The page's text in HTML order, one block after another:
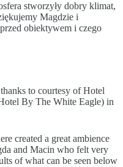
stworzyły dobry klimat,
Magdzie i
obiektywem i czego
to courtesy of Hotel
By The White Eagle) in
created a great ambience
and Macin who felt very
of what can be seen below